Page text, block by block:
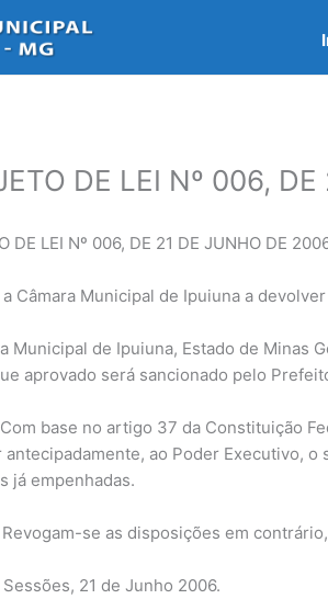
DE LEI Nº 006,
DE LEI Nº 006, DE 21 DE JUNHO DE
Câmara Municipal de Ipuiuna a
Municipal de Ipuiuna, Estado de Minas
aprovado será sancionado pelo
base no artigo 37 da Constituição
antecipadamente, ao Poder Executivo,
já empenhadas.
se as disposições em
Sessões, 21 de Junho 2006.